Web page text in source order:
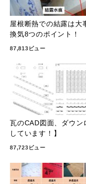
屋根断熱での結露は
換気8つのポイント！
87,813ビュー
瓦のCAD図面、ダウン
しています！】
87,723ビュー